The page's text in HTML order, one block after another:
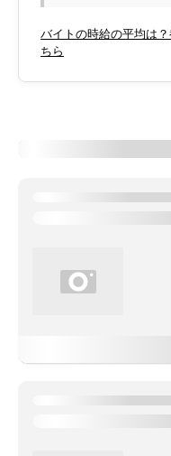
バイトの時給の平均は
ちら